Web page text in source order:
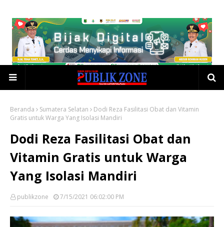
Beranda Sumatera Selatan
Dodi Reza Fasilitasi Obat dan Vitamin
Gratis untuk Warga Yang Isolasi Mandiri
Dodi Reza Fasilitasi Obat dan
Vitamin Gratis untuk Warga
Yang Isolasi Mandiri
publikzone 7/15/2021 06:02:00 PM